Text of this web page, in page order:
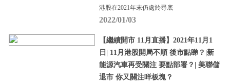
港股在2021年末仍處於尋底
2022/01/03
【繼續開市 11月直播】2021年11月1
日| 11月港股開局不順 後市點睇？|新
能源汽車再受關注 要點部署？| 美聯儲
退市 你又關注咩板塊？